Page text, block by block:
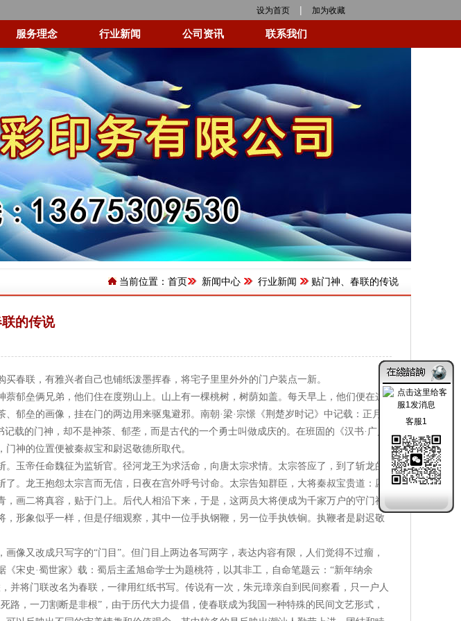
设为首页 | 加为收藏
服务理念 行业新闻 公司资讯 联系我们
当前位置： 首页 新闻中心 行业新闻 贴门神、春联的传说
的传说
春联，有雅兴者自己也铺纸泼墨挥春，将宅子里里外外的门户装点一新。
郁垒俩兄弟，他们住在度朔山上。山上有一棵桃树，树荫如盖。每天早上，他们便在这
郁垒的画像，挂在门的两边用来驱鬼避邪。南朝·梁·宗憬《荆楚岁时记》中记载：正月一
载的门神，却不是神茶、郁垄，而是古代的一个勇士叫做成庆的。在班固的《汉书·广川
神的位置便被秦叔宝和尉迟敬德所取代。
玉帝任命魏征为监斩官。径河龙王为求活命，向唐太宗求情。太宗答应了，到了斩龙的
。龙王抱怨太宗言而无信，日夜在宫外呼号讨命。太宗告知群臣，大将秦叔宝贵道：愿
画二将真容，贴于门上。后代人相沿下来，于是，这两员大将便成为千家万户的守门神
形象似乎一样，但是仔细观察，其中一位手执钢鞭，另一位手执铁锏。执鞭者是尉迟敬
像又改成只写字的“门目”。但门目上两边各写两字，表达内容有限，人们觉得不过瘤，
宋史·蜀世家》载：蜀后主孟旭命学士为题桃符，以其非工，自命笔题云：“新年纳余
将门联改名为春联，一律用红纸书写。传说有一次，朱元璋亲自到民间察看，只一户人
，一刀割断是非根”，由于历代大力提倡，使春联成为我国一种特殊的民间文艺形式，
客服1